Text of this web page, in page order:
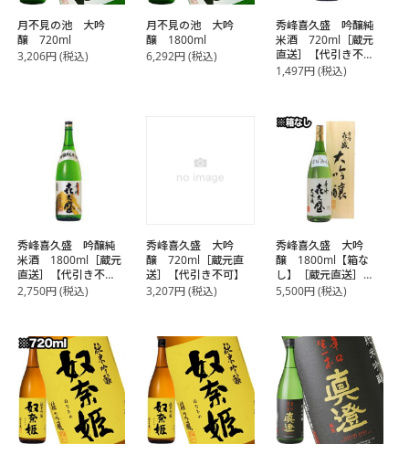
月不見の池 大吟
醸 720ml
3,206円(税込)
月不見の池 大吟
醸 1800ml
6,292円(税込)
秀峰喜久盛 吟醸純
米酒 720ml［蔵元
直送］【代引き不
可】
1,497円(税込)
秀峰喜久盛 吟醸純
米酒 1800ml［蔵元
直送］【代引き不
可】
2,750円(税込)
秀峰喜久盛 大吟
醸 720ml［蔵元直
送］【代引き不可】
3,207円(税込)
秀峰喜久盛 大吟
醸 1800ml【箱な
し】［蔵元直送］
【代引き不可】 ※専
5,500円(税込)